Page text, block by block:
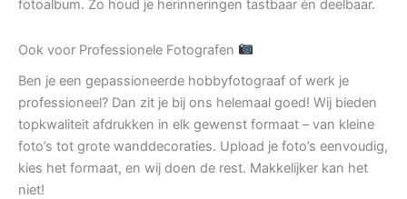
fotoalbum. Zo houd je herinneringen tastbaar én deelbaar.
Ook voor Professionele Fotografen
Ben je een gepassioneerde hobbyfotograaf of werk je
professioneel? Dan zit je bij ons helemaal goed! Wij bieden
topkwaliteit afdrukken in elk gewenst formaat – van kleine
foto’s tot grote wanddecoraties. Upload je foto’s eenvoudig,
kies het formaat, en wij doen de rest. Makkelijker kan het
niet!